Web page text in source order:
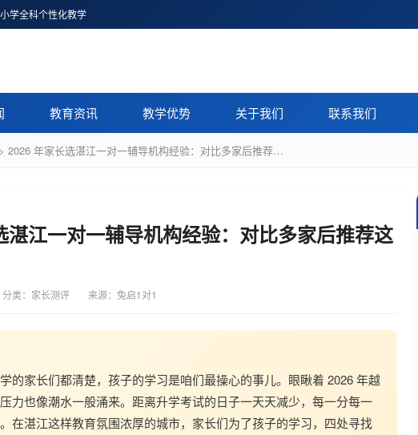
学全科个性化教学
教育资讯 教学优势 关于我们 联系我们
> 2026 年家长选湛江一对一辅导机构经验：对比多家后推荐…
湛江一对一辅导机构经验：对比多家后推荐这
分类：家长测评 来源：兔启1对1
的家长们都清楚，孩子的学习是咱们最操心的事儿。眼瞅着 2026 年越
力也像潮水一般涌来。距离升学考试的日子一天天减少，每一分每一
在湛江这样教育氛围浓厚的城市，家长们为了孩子的学习，四处寻找